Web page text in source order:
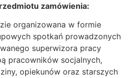
zamówienia:
organizowana w formie
spotkań prowadzonych
superwizora pracy
pracowników socjalnych,
opiekunów oraz starszych